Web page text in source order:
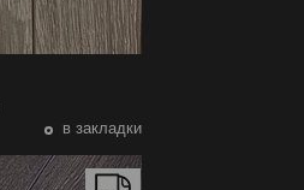
в закладки